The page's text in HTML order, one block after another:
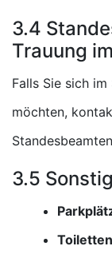
3.4
Trauung
Falls Sie sich
möchten,
3.5